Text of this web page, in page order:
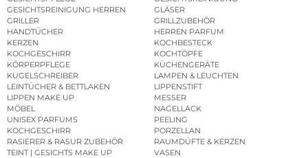
GESICHTSREINIGUNG HERREN
GLÄSER
GRILLER
GRILLZUBEHÖR
HANDTÜCHER
HERREN PARFUM
KERZEN
KOCHBESTECK
KOCHGESCHIRR
KOCHTÖPFE
KÖRPERPFLEGE
KÜCHENGERÄTE
KUGELSCHREIBER
LAMPEN & LEUCHTEN
LEINTÜCHER & BETTLAKEN
LIPPENSTIFT
LIPPEN MAKE UP
MESSER
MÖBEL
NAGELLACK
UNISEX PARFUMS
PEELING
KOCHGESCHIRR
PORZELLAN
RASIERER & RASUR ZUBEHÖR
RAUMDÜFTE & KERZEN
TEINT | GESICHTS MAKE UP
VASEN